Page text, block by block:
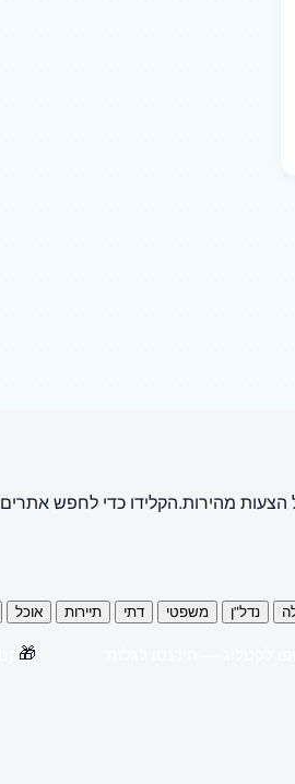
הצעות מהירות.הקלידו כדי לחפש אתרים
נדל"ן משפטי דתי תיירות אוכל
🎁